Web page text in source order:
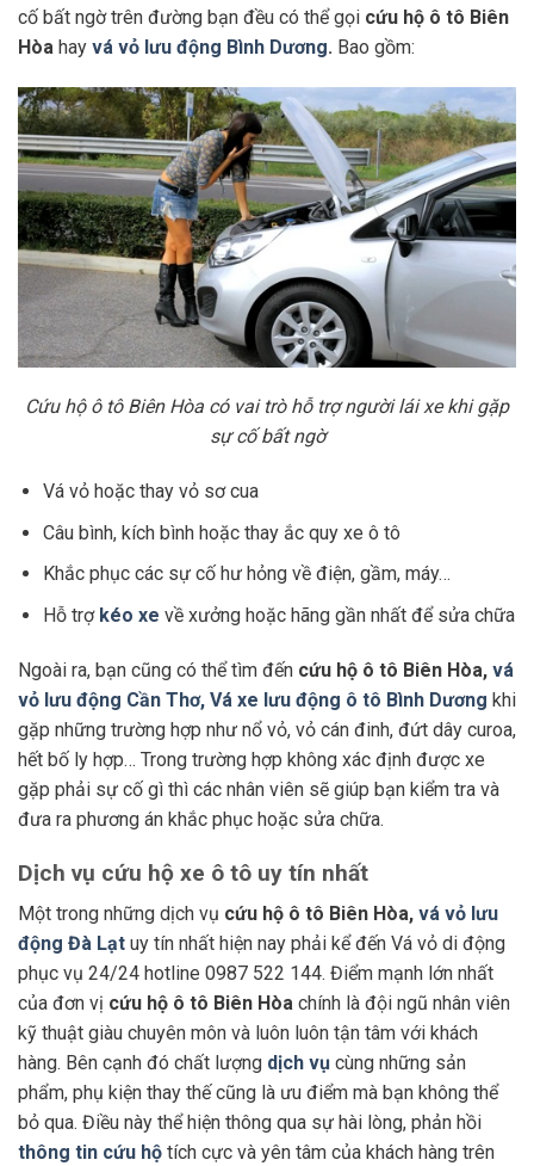
cố bất ngờ trên đường bạn đều có thể gọi cứu hộ ô tô Biên
Hòa hay vá vỏ lưu động Bình Dương. Bao gồm:
Cứu hộ ô tô Biên Hòa có vai trò hỗ trợ người lái xe khi gặp
sự cố bất ngờ
Vá vỏ hoặc thay vỏ sơ cua
Câu bình, kích bình hoặc thay ắc quy xe ô tô
Khắc phục các sự cố hư hỏng về điện, gầm, máy…
Hỗ trợ kéo xe về xưởng hoặc hãng gần nhất để sửa chữa
Ngoài ra, bạn cũng có thể tìm đến cứu hộ ô tô Biên Hòa, vá
vỏ lưu động Cần Thơ, Vá xe lưu động ô tô Bình Dương khi
gặp những trường hợp như nổ vỏ, vỏ cán đinh, đứt dây curoa,
hết bố ly hợp… Trong trường hợp không xác định được xe
gặp phải sự cố gì thì các nhân viên sẽ giúp bạn kiểm tra và
đưa ra phương án khắc phục hoặc sửa chữa.
Dịch vụ cứu hộ xe ô tô uy tín nhất
Một trong những dịch vụ cứu hộ ô tô Biên Hòa, vá vỏ lưu
động Đà Lạt uy tín nhất hiện nay phải kể đến Vá vỏ di động
phục vụ 24/24 hotline 0987 522 144. Điểm mạnh lớn nhất
của đơn vị cứu hộ ô tô Biên Hòa chính là đội ngũ nhân viên
kỹ thuật giàu chuyên môn và luôn luôn tận tâm với khách
hàng. Bên cạnh đó chất lượng dịch vụ cùng những sản
phẩm, phụ kiện thay thế cũng là ưu điểm mà bạn không thể
bỏ qua. Điều này thể hiện thông qua sự hài lòng, phản hồi
thông tin cứu hộ tích cực và yên tâm của khách hàng trên